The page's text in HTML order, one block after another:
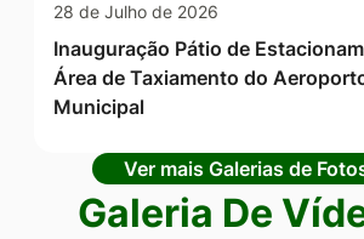
28 de Julho de 2026
Inauguração Pátio de
Área de Taxiamento do
Municipal
Ver mais Galerias de
Galeria De